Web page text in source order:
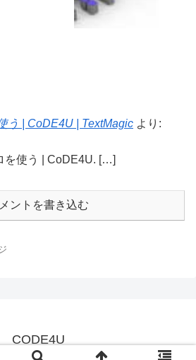
う | CoDE4U | TextMagic より:
を使う | CoDE4U. […]
ントを書き込む
CODE4U